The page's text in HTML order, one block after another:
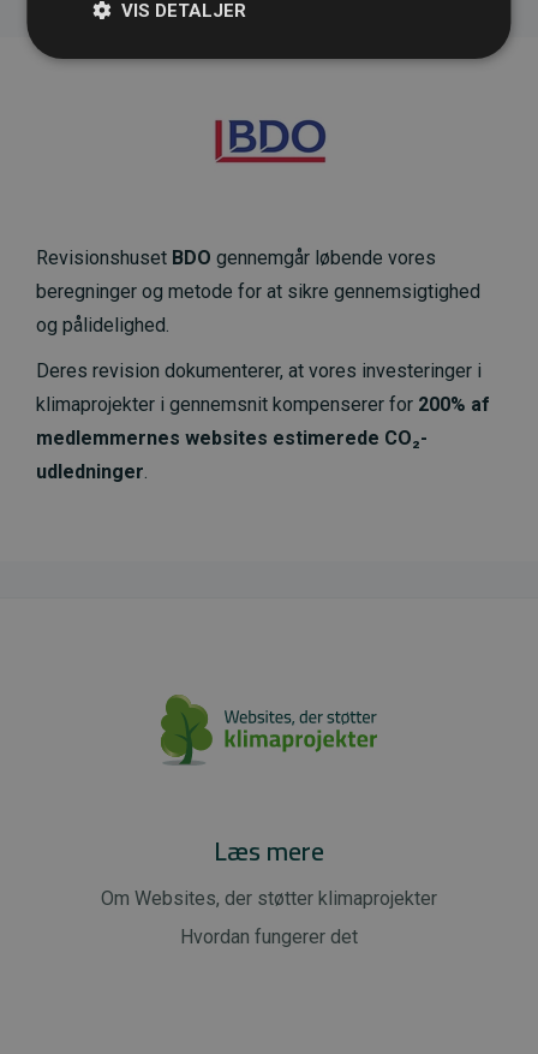
Revisionshuset BDO gennemgår løbende vores
beregninger og metode for at sikre gennemsigtighed
og pålidelighed.
Deres revision dokumenterer, at vores investeringer i
klimaprojekter i gennemsnit kompenserer for 200% af
medlemmernes websites estimerede CO₂-
udledninger.
Læs mere
Om Websites, der støtter klimaprojekter
Hvordan fungerer det
VIS DETALJER